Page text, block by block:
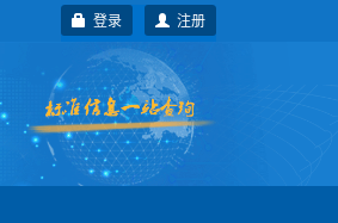
注册
登录